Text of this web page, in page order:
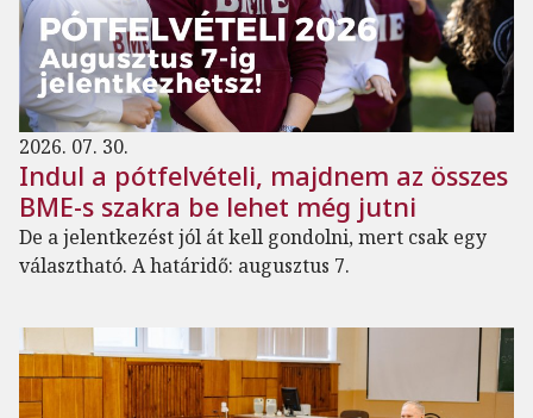
2026. 07. 30.
Indul a pótfelvételi, majdnem az összes
BME-s szakra be lehet még jutni
De a jelentkezést jól át kell gondolni, mert csak egy
választható. A határidő: augusztus 7.